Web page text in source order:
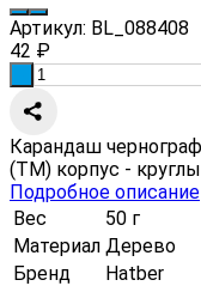
Артикул: BL_088408
42 ₽
Карандаш
(ТМ) корпус -
Подробное описание
Вес
50 г
Материал Дерево
Бренд
Hatber